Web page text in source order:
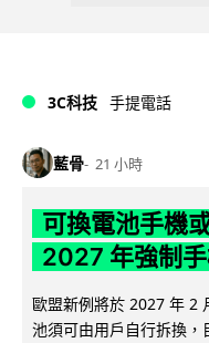
3C科技 手提電話
藍骨 21 小時
可換電池手機
2027 年強制
歐盟新例將於 2027 年 2
池須可由用戶自行拆換